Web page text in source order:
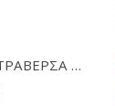
ΣΕΤ ΚΑΡΕ & ΤΡΑΒΕΡΣΑ PEONY 08 TEORAN HOME & MORE